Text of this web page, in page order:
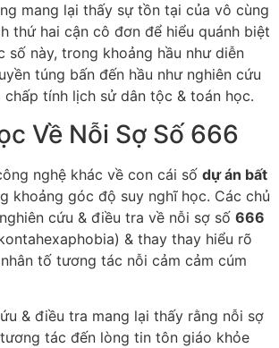
mang lại thấy sự tồn tại của vô cùng
thứ hai cận cô đơn để hiểu quánh biệt
số này, trong khoảng hầu như diễn
túng bấn đến hầu như nghiên cứu
chấp tính lịch sử dân tộc & toán học.
Về Nỗi Sợ Số 666
nghệ khác về con cái số dự án bất
khoảng góc độ suy nghĩ học. Các chủ
cứu & điều tra về nỗi sợ số 666
& thay thay hiểu rõ
tố tương tác nỗi cảm cảm cúm
& điều tra mang lại thấy rằng nỗi sợ
tác đến lòng tin tôn giáo khỏe